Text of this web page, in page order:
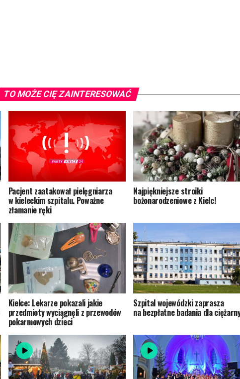
TO MOŻE CIĘ ZAINTERESOWAĆ
Pacjent zaatakował pielęgniarza
w kieleckim szpitalu. Poważne
złamanie ręki
Najpiękniejsze stroiki
bożonarodzeniowe z Kielc!
Kielce: Lekarze pokazali jakie
przedmioty wyciągnęli z przewodów
pokarmowych dzieci
Szpital wojewódzki zaprasza
na bezpłatne badania dla